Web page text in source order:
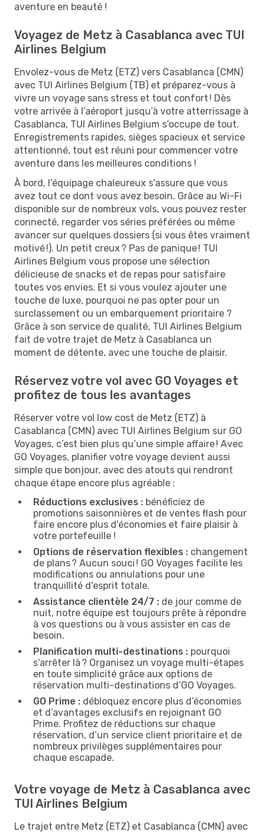
aventure en beauté !
Voyagez de Metz à Casablanca avec TUI
Airlines Belgium
Envolez-vous de Metz (ETZ) vers Casablanca (CMN)
avec TUI Airlines Belgium (TB) et préparez-vous à
vivre un voyage sans stress et tout confort ! Dès
votre arrivée à l’aéroport jusqu’à votre atterrissage à
Casablanca, TUI Airlines Belgium s’occupe de tout.
Enregistrements rapides, sièges spacieux et service
attentionné, tout est réuni pour commencer votre
aventure dans les meilleures conditions !
À bord, l’équipage chaleureux s'assure que vous
avez tout ce dont vous avez besoin. Grâce au Wi-Fi
disponible sur de nombreux vols, vous pouvez rester
connecté, regarder vos séries préférées ou même
avancer sur quelques dossiers (si vous êtes vraiment
motivé !). Un petit creux ? Pas de panique ! TUI
Airlines Belgium vous propose une sélection
délicieuse de snacks et de repas pour satisfaire
toutes vos envies. Et si vous voulez ajouter une
touche de luxe, pourquoi ne pas opter pour un
surclassement ou un embarquement prioritaire ?
Grâce à son service de qualité, TUI Airlines Belgium
fait de votre trajet de Metz à Casablanca un
moment de détente, avec une touche de plaisir.
Réservez votre vol avec GO Voyages et
profitez de tous les avantages
Réserver votre vol low cost de Metz (ETZ) à
Casablanca (CMN) avec TUI Airlines Belgium sur GO
Voyages, c’est bien plus qu’une simple affaire ! Avec
GO Voyages, planifier votre voyage devient aussi
simple que bonjour, avec des atouts qui rendront
chaque étape encore plus agréable :
Réductions exclusives : bénéficiez de
promotions saisonnières et de ventes flash pour
faire encore plus d'économies et faire plaisir à
votre portefeuille !
Options de réservation flexibles : changement
de plans ? Aucun souci ! GO Voyages facilite les
modifications ou annulations pour une
tranquillité d'esprit totale.
Assistance clientèle 24/7 : de jour comme de
nuit, notre équipe est toujours prête à répondre
à vos questions ou à vous assister en cas de
besoin.
Planification multi-destinations : pourquoi
s’arrêter là ? Organisez un voyage multi-étapes
en toute simplicité grâce aux options de
réservation multi-destinations d’GO Voyages.
GO Prime : débloquez encore plus d’économies
et d’avantages exclusifs en rejoignant GO
Prime. Profitez de réductions sur chaque
réservation, d’un service client prioritaire et de
nombreux privilèges supplémentaires pour
chaque escapade.
Votre voyage de Metz à Casablanca avec
TUI Airlines Belgium
Le trajet entre Metz (ETZ) et Casablanca (CMN) avec